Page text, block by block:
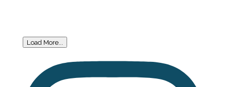
Load More...